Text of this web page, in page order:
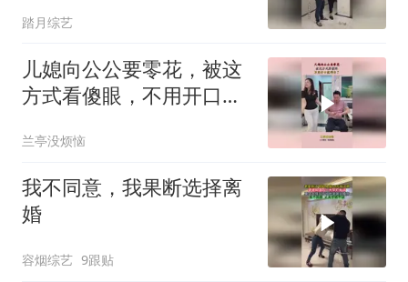
踏月综艺
儿媳向公公要零花，被这
方式看傻眼，不用开口就
兰亭没烦恼
我不同意，我果断选择离
婚
容烟综艺 9跟贴